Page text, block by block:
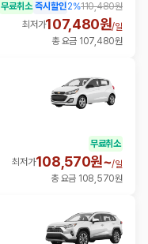
무료취소 즉시할인2%110,480원
최저가107,480원/일
총 요금 107,480원
무료취소
최저가108,570원~/일
총 요금 108,570원